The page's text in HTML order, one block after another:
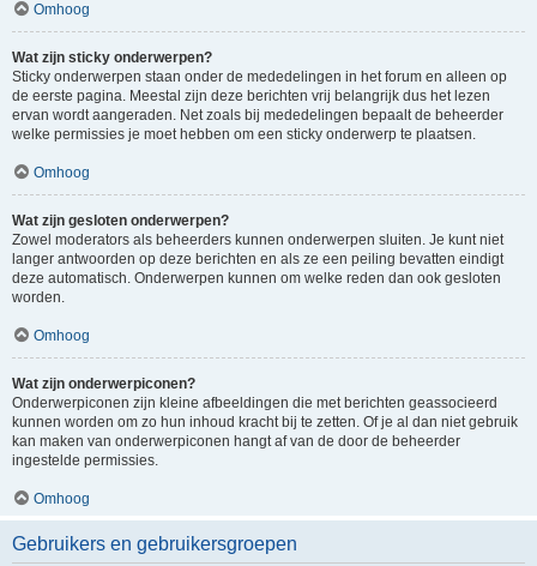
Omhoog
Wat zijn sticky onderwerpen?
Sticky onderwerpen staan onder de mededelingen in het forum en alleen op
de eerste pagina. Meestal zijn deze berichten vrij belangrijk dus het lezen
ervan wordt aangeraden. Net zoals bij mededelingen bepaalt de beheerder
welke permissies je moet hebben om een sticky onderwerp te plaatsen.
Omhoog
Wat zijn gesloten onderwerpen?
Zowel moderators als beheerders kunnen onderwerpen sluiten. Je kunt niet
langer antwoorden op deze berichten en als ze een peiling bevatten eindigt
deze automatisch. Onderwerpen kunnen om welke reden dan ook gesloten
worden.
Omhoog
Wat zijn onderwerpiconen?
Onderwerpiconen zijn kleine afbeeldingen die met berichten geassocieerd
kunnen worden om zo hun inhoud kracht bij te zetten. Of je al dan niet gebruik
kan maken van onderwerpiconen hangt af van de door de beheerder
ingestelde permissies.
Omhoog
Gebruikers en gebruikersgroepen